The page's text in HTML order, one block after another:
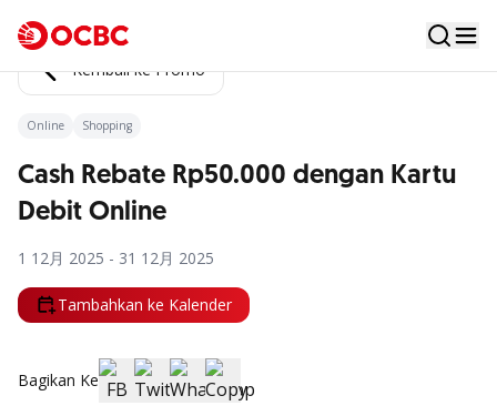
Kembali ke Promo
Online Shopping
Cash Rebate Rp50.000 dengan Kartu
Debit Online
1 12月 2025 - 31 12月 2025
Tambahkan ke Kalender
Bagikan Ke